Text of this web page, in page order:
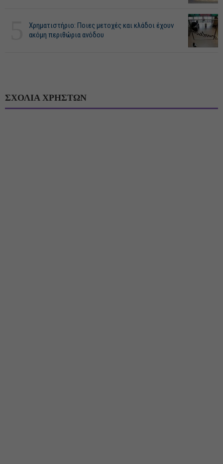
Χρηματιστήριο: Ποιες μετοχές και κλάδοι έχουν
ακόμη περιθώρια ανόδου
ΣΧΟΛΙΑ ΧΡΗΣΤΩΝ